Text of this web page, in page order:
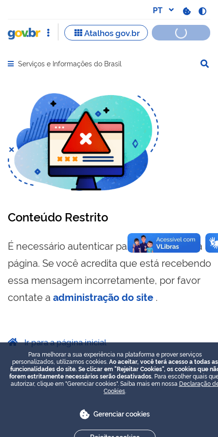
Abrir menu principal de navegação
Serviços e Informações do Brasil
Conteúdo Restrito
É necessário autenticar para visualizar essa
página. Se você acredita que está recebendo
essa mensagem incorretamente, por favor
contate a administração do site .
Ir para a página inicial
Para melhorar a sua experiência na plataforma e prover serviços
personalizados, utilizamos cookies. Ao aceitar, você terá acesso a todas as
funcionalidades do site. Se clicar em "Rejeitar Cookies", os cookies que
forem estritamente necessários serão desativados. Para escolher quais
autorizar, clique em "Gerenciar cookies". Saiba mais em nossa Declaração
Cookies
Gerenciar cookies